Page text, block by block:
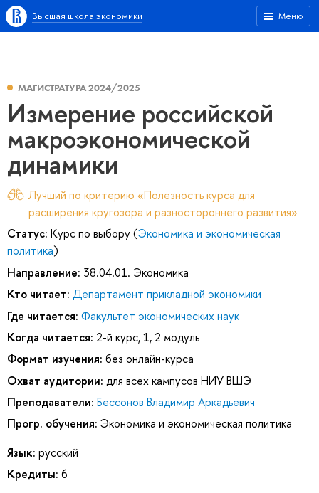
Меню
Высшая школа экономики
МАГИСТРАТУРА 2024/2025
Измерение российской
макроэкономической
динамики
Лучший по критерию «Полезность курса для
расширения кругозора и разностороннего развития»
Статус: Курс по выбору (Экономика и экономическая
политика)
Направление: 38.04.01. Экономика
Кто читает: Департамент прикладной экономики
Где читается: Факультет экономических наук
Когда читается: 2-й курс, 1, 2 модуль
Формат изучения: без онлайн-курса
Охват аудитории: для всех кампусов НИУ ВШЭ
Преподаватели: Бессонов Владимир Аркадьевич
Прогр. обучения: Экономика и экономическая политика
Язык: русский
Кредиты: 6